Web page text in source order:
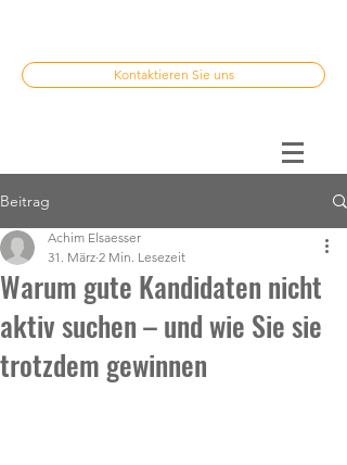
Kontaktieren Sie uns
Beitrag
Warum gute Kandidaten nicht
aktiv suchen – und wie Sie sie
trotzdem gewinnen
Achim Elsaesser
31. März 2 Min. Lesezeit